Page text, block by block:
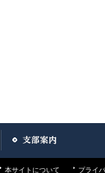
本サイトについて プライ